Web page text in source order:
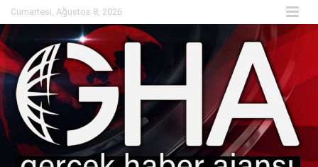
Skip
to
content
Cumartesi, Ağustos 8, 2026